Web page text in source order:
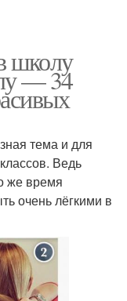
школу
— 34
тема и для
Ведь
же время
очень лёгкими в